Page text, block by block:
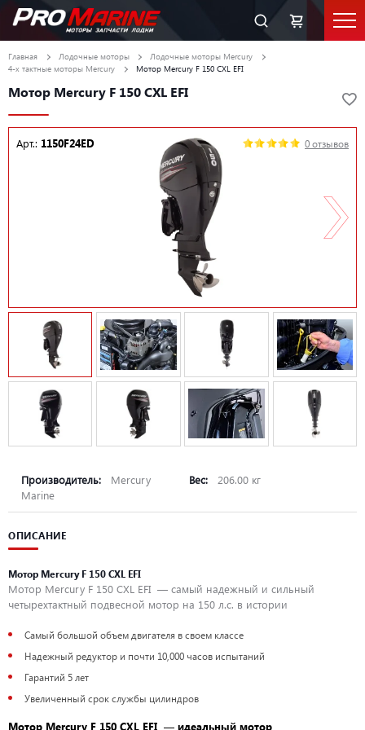
Главная Лодочные моторы
Лодочные моторы Mercury
4-х тактные моторы Mercury
Мотор Mercury F 150 CXL EFI
Мотор Mercury F 150 CXL EFI
Арт.: 1150F24ED 0 отзывов
Производитель:
Mercury
Marine
Вес: 206.00 кг
ОПИСАНИЕ
Мотор Mercury F 150 CXL EFI
Мотор Mercury F 150 CXL EFI — самый надежный и сильный
четырехтактный подвесной мотор на 150 л.с. в истории
Самый большой объем двигателя в своем классе
Надежный редуктор и почти 10,000 часов испытаний
Гарантий 5 лет
Увеличенный срок службы цилиндров
Мотор Mercury F 150 CXL EFI — идеальный мотор